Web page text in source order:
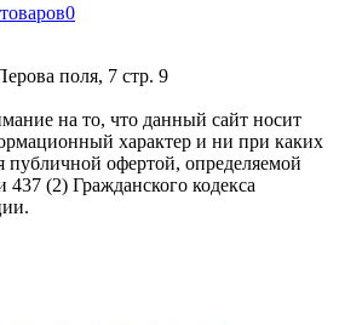
0
поля, 7 стр. 9
на то, что данный сайт носит
характер и ни при каких
публичной офертой, определяемой
(2) Гражданского кодекса